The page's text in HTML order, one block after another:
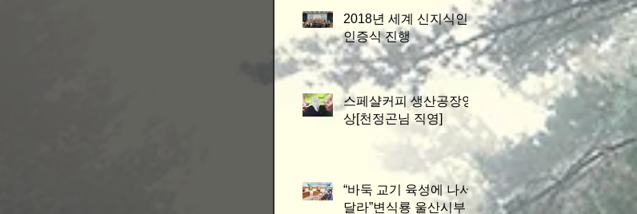
2018년 세계 신지식인
인증식 진행
스페샬커피 생산공장영
상[천정곤님 직영]
“바둑 교기 육성에 나서
달라”변식룡 울산시부